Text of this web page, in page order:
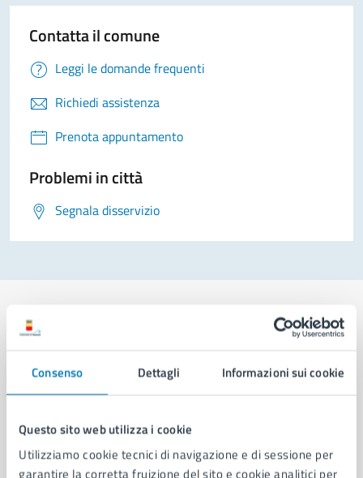
Consenso Dettagli Informazioni sui cookie
Questo sito web utilizza i cookie
Utilizziamo cookie tecnici di navigazione e di sessione per
garantire la corretta fruizione del sito e cookie analitici per
Contatta il comune
Leggi le domande frequenti
Richiedi assistenza
Prenota appuntamento
Problemi in città
Segnala disservizio
Comune di Napoli
Organi di governo